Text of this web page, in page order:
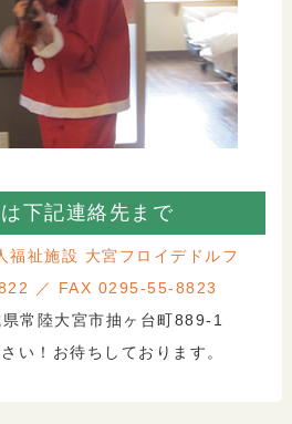
下記連絡先まで
福祉施設 大宮フロイデドルフ
／ FAX 0295-55-8823
常陸大宮市抽ヶ台町889-1
い！お待ちしております。